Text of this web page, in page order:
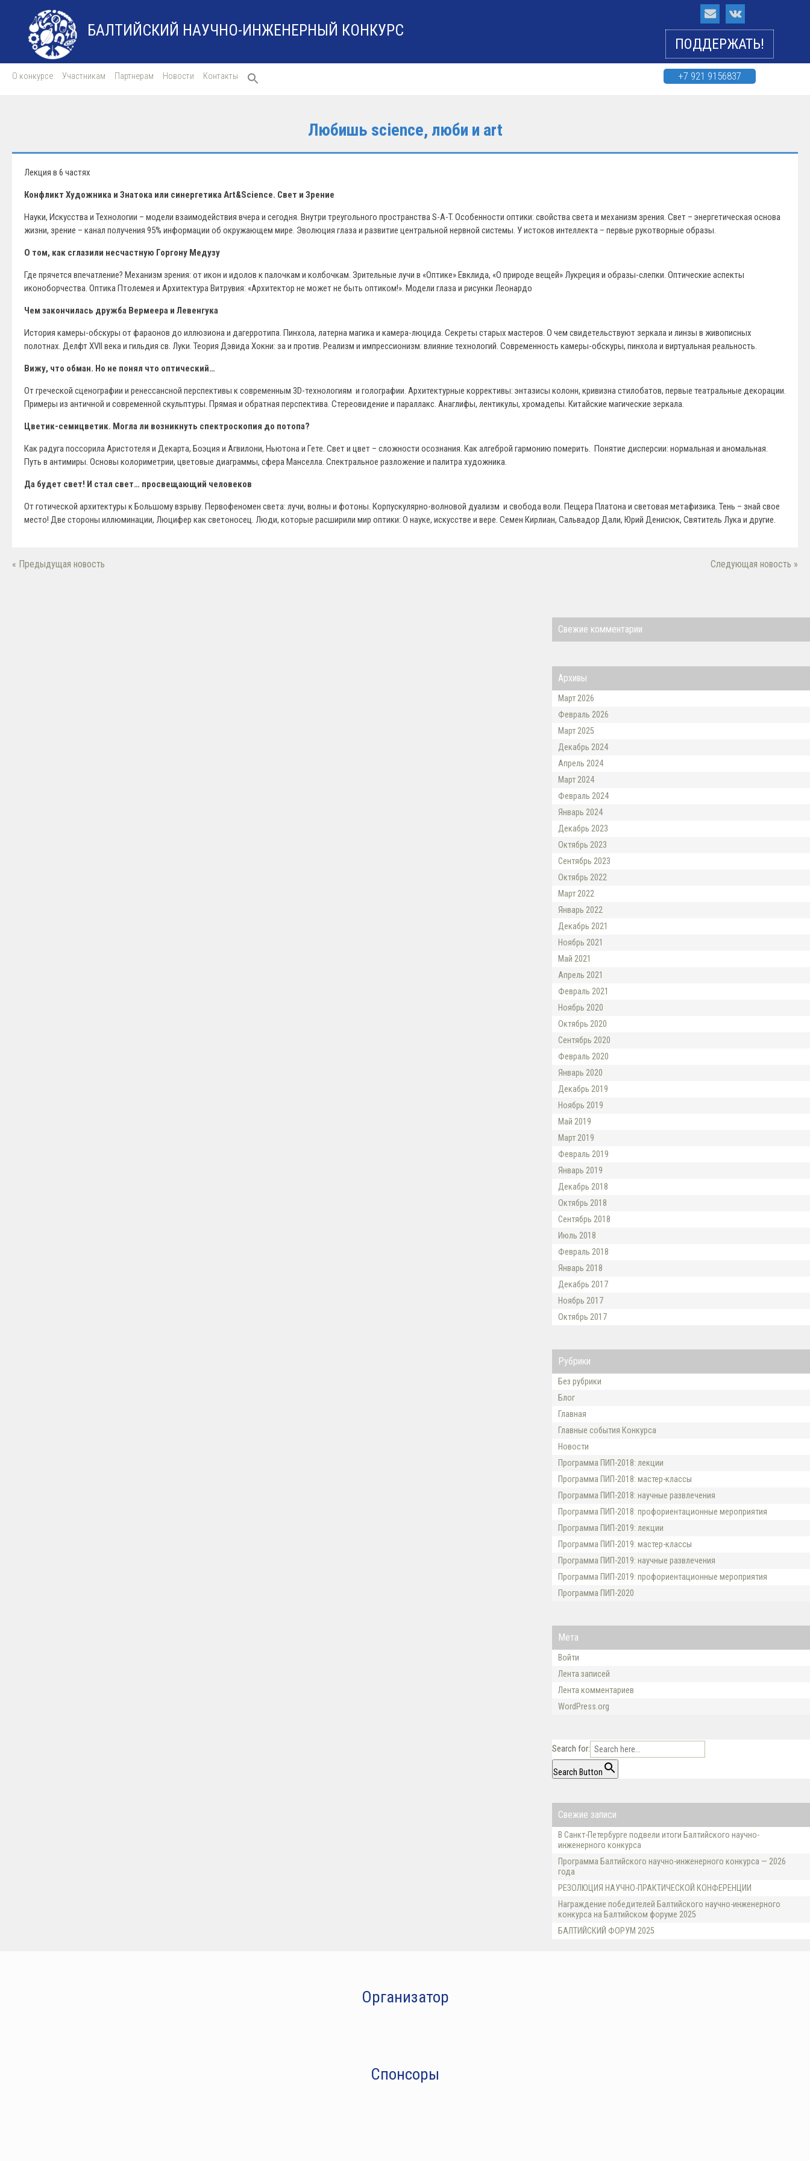
БАЛТИЙСКИЙ НАУЧНО-ИНЖЕНЕРНЫЙ КОНКУРС
ПОДДЕРЖАТЬ!
О конкурсе Участникам Партнерам Новости Контакты +7 921 9156837
Любишь science, люби и art
Лекция в 6 частях
Конфликт Художника и Знатока или синергетика Art&Science. Свет и Зрение
Науки, Искусства и Технологии – модели взаимодействия вчера и сегодня. Внутри треугольного пространства S-A-T. Особенности оптики: свойства света и механизм зрения. Свет – энергетическая основа
жизни, зрение – канал получения 95% информации об окружающем мире. Эволюция глаза и развитие центральной нервной системы. У истоков интеллекта – первые рукотворные образы.
О том, как сглазили несчастную Горгону Медузу
Где прячется впечатление? Механизм зрения: от икон и идолов к палочкам и колбочкам. Зрительные лучи в «Оптике» Евклида, «О природе вещей» Лукреция и образы-слепки. Оптические аспекты
иконоборчества. Оптика Птолемея и Архитектура Витрувия: «Архитектор не может не быть оптиком!». Модели глаза и рисунки Леонардо
Чем закончилась дружба Вермеера и Левенгука
История камеры-обскуры от фараонов до иллюзиона и дагерротипа. Пинхола, латерна магика и камера-люцида. Секреты старых мастеров. О чем свидетельствуют зеркала и линзы в живописных
полотнах. Делфт XVII века и гильдия св. Луки. Теория Дэвида Хокни: за и против. Реализм и импрессионизм: влияние технологий. Современность камеры-обскуры, пинхола и виртуальная реальность.
Вижу, что обман. Но не понял что оптический…
От греческой сценографии и ренессансной перспективы к современным 3D-технологиям и голографии. Архитектурные коррективы: энтазисы колонн, кривизна стилобатов, первые театральные декорации.
Примеры из античной и современной скульптуры. Прямая и обратная перспектива. Стереовидение и параллакс. Анаглифы, лентикулы, хромадепы. Китайские магические зеркала.
Цветик-семицветик. Могла ли возникнуть спектроскопия до потопа?
Как радуга поссорила Аристотеля и Декарта, Боэция и Агвилони, Ньютона и Гете. Свет и цвет – сложности осознания. Как алгеброй гармонию померить. Понятие дисперсии: нормальная и аномальная.
Путь в антимиры. Основы колориметрии, цветовые диаграммы, сфера Манселла. Спектральное разложение и палитра художника.
Да будет свет! И стал свет… просвещающий человеков
От готической архитектуры к Большому взрыву. Первофеномен света: лучи, волны и фотоны. Корпускулярно-волновой дуализм и свобода воли. Пещера Платона и световая метафизика. Тень – знай свое
место! Две стороны иллюминации, Люцифер как светоносец. Люди, которые расширили мир оптики: О науке, искусстве и вере. Семен Кирлиан, Сальвадор Дали, Юрий Денисюк, Святитель Лука и другие.
« Предыдущая новость Следующая новость »
Свежие комментарии
Архивы
Март 2026
Февраль 2026
Март 2025
Декабрь 2024
Апрель 2024
Март 2024
Февраль 2024
Январь 2024
Декабрь 2023
Октябрь 2023
Сентябрь 2023
Октябрь 2022
Март 2022
Январь 2022
Декабрь 2021
Ноябрь 2021
Май 2021
Апрель 2021
Февраль 2021
Ноябрь 2020
Октябрь 2020
Сентябрь 2020
Февраль 2020
Январь 2020
Декабрь 2019
Ноябрь 2019
Май 2019
Март 2019
Февраль 2019
Январь 2019
Декабрь 2018
Октябрь 2018
Сентябрь 2018
Июль 2018
Февраль 2018
Январь 2018
Декабрь 2017
Ноябрь 2017
Октябрь 2017
Рубрики
Без рубрики
Блог
Главная
Главные события Конкурса
Новости
Программа ПИП-2018: лекции
Программа ПИП-2018: мастер-классы
Программа ПИП-2018: научные развлечения
Программа ПИП-2018: профориентационные мероприятия
Программа ПИП-2019: лекции
Программа ПИП-2019: мастер-классы
Программа ПИП-2019: научные развлечения
Программа ПИП-2019: профориентационные мероприятия
Программа ПИП-2020
Мета
Войти
Лента записей
Лента комментариев
WordPress.org
Search for:
Search Button
Свежие записи
В Санкт-Петербурге подвели итоги Балтийского научно-
инженерного конкурса
Программа Балтийского научно-инженерного конкурса — 2026
года
РЕЗОЛЮЦИЯ НАУЧНО-ПРАКТИЧЕСКОЙ КОНФЕРЕНЦИИ
Награждение победителей Балтийского научно-инженерного
конкурса на Балтийском форуме 2025
БАЛТИЙСКИЙ ФОРУМ 2025
Организатор
Спонсоры